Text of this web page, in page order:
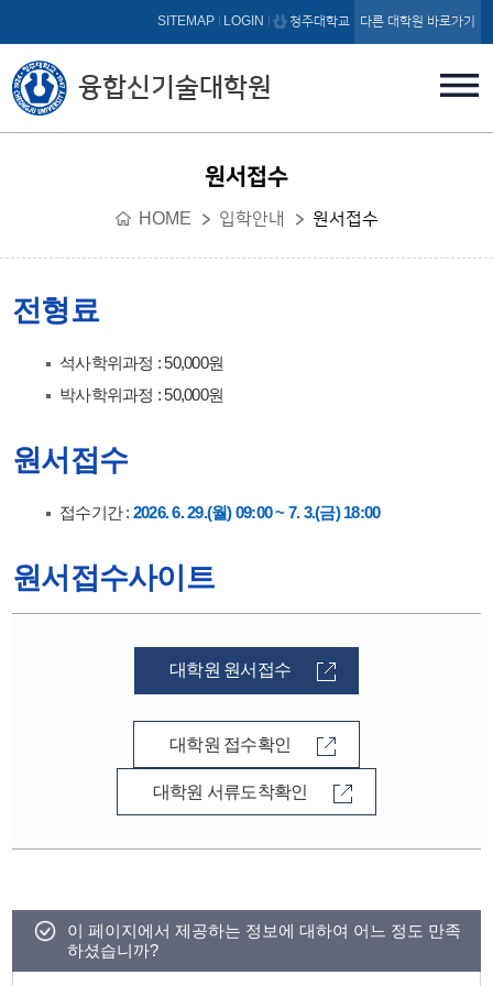
본문 바로가기
융합신기술대학원
SITEMAP LOGIN 청주대학교 다른 대학원 바로가기
원서접수
HOME 입학안내 원서접수
전형료
석사학위과정 : 50,000원
박사학위과정 : 50,000원
원서접수
접수기간 : 2026. 6. 29.(월) 09:00 ~ 7. 3.(금) 18:00
원서접수사이트
대학원 원서접수
대학원 접수확인
대학원 서류도착확인
이 페이지에서 제공하는 정보에 대하여 어느 정도 만족
하셨습니까?